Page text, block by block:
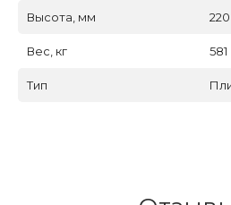
Высота, мм 220
Вес, кг 581
Тип